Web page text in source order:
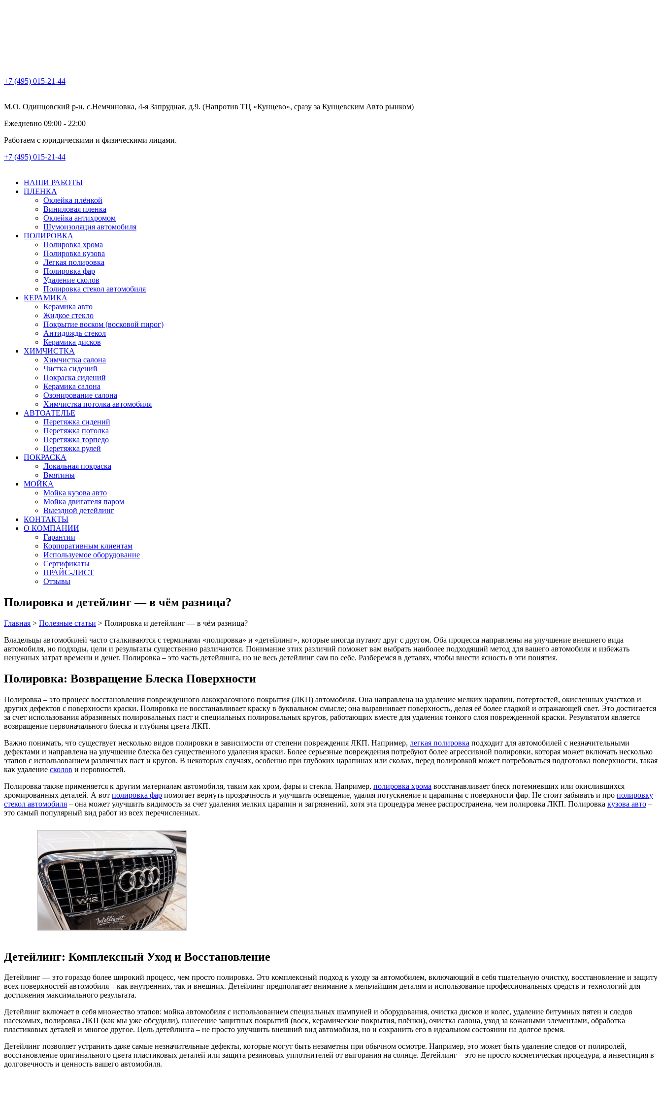
+7 (495) 015-21-44
М.О. Одинцовский р-н, с.Немчиновка, 4-я Запрудная, д.9. (Напротив ТЦ «Кунцево», сразу за Кунцевским Авто рынком)
Ежедневно 09:00 - 22:00
Работаем с юридическими и физическими лицами.
+7 (495) 015-21-44
НАШИ РАБОТЫ
ПЛЕНКА
Оклейка плёнкой
Виниловая пленка
Оклейка антихромом
Шумоизоляция автомобиля
ПОЛИРОВКА
Полировка хрома
Полировка кузова
Легкая полировка
Полировка фар
Удаление сколов
Полировка стекол автомобиля
КЕРАМИКА
Керамика авто
Жидкое стекло
Покрытие воском (восковой пирог)
Антидождь стекол
Керамика дисков
ХИМЧИСТКА
Химчистка салона
Чистка сидений
Покраска сидений
Керамика салона
Озонирование салона
Химчистка потолка автомобиля
АВТОАТЕЛЬЕ
Перетяжка сидений
Перетяжка потолка
Перетяжка торпедо
Перетяжка рулей
ПОКРАСКА
Локальная покраска
Вмятины
МОЙКА
Мойка кузова авто
Мойка двигателя паром
Выездной детейлинг
КОНТАКТЫ
О КОМПАНИИ
Гарантии
Корпоративным клиентам
Используемое оборудование
Сертификаты
ПРАЙС-ЛИСТ
Отзывы
Полировка и детейлинг — в чём разница?
Главная > Полезные статьи > Полировка и детейлинг — в чём разница?
Владельцы автомобилей часто сталкиваются с терминами «полировка» и «детейлинг», которые иногда путают друг с другом. Оба процесса направлены на улучшение внешнего вида
автомобиля, но подходы, цели и результаты существенно различаются. Понимание этих различий поможет вам выбрать наиболее подходящий метод для вашего автомобиля и избежать
ненужных затрат времени и денег. Полировка – это часть детейлинга, но не весь детейлинг сам по себе. Разберемся в деталях, чтобы внести ясность в эти понятия.
Полировка: Возвращение Блеска Поверхности
Полировка – это процесс восстановления поврежденного лакокрасочного покрытия (ЛКП) автомобиля. Она направлена на удаление мелких царапин, потертостей, окисленных участков и
других дефектов с поверхности краски. Полировка не восстанавливает краску в буквальном смысле; она выравнивает поверхность, делая её более гладкой и отражающей свет. Это достигается
за счет использования абразивных полировальных паст и специальных полировальных кругов, работающих вместе для удаления тонкого слоя поврежденной краски. Результатом является
возвращение первоначального блеска и глубины цвета ЛКП.
Важно понимать, что существует несколько видов полировки в зависимости от степени повреждения ЛКП. Например, легкая полировка подходит для автомобилей с незначительными
дефектами и направлена на улучшение блеска без существенного удаления краски. Более серьезные повреждения потребуют более агрессивной полировки, которая может включать несколько
этапов с использованием различных паст и кругов. В некоторых случаях, особенно при глубоких царапинах или сколах, перед полировкой может потребоваться подготовка поверхности, такая
как удаление сколов и неровностей.
Полировка также применяется к другим материалам автомобиля, таким как хром, фары и стекла. Например, полировка хрома восстанавливает блеск потемневших или окислившихся
хромированных деталей. А вот полировка фар помогает вернуть прозрачность и улучшить освещение, удаляя потускнение и царапины с поверхности фар. Не стоит забывать и про полировку
стекол автомобиля – она может улучшить видимость за счет удаления мелких царапин и загрязнений, хотя эта процедура менее распространена, чем полировка ЛКП. Полировка кузова авто –
это самый популярный вид работ из всех перечисленных.
Детейлинг: Комплексный Уход и Восстановление
Детейлинг — это гораздо более широкий процесс, чем просто полировка. Это комплексный подход к уходу за автомобилем, включающий в себя тщательную очистку, восстановление и защиту
всех поверхностей автомобиля – как внутренних, так и внешних. Детейлинг предполагает внимание к мельчайшим деталям и использование профессиональных средств и технологий для
достижения максимального результата.
Детейлинг включает в себя множество этапов: мойка автомобиля с использованием специальных шампуней и оборудования, очистка дисков и колес, удаление битумных пятен и следов
насекомых, полировка ЛКП (как мы уже обсудили), нанесение защитных покрытий (воск, керамические покрытия, плёнки), очистка салона, уход за кожаными элементами, обработка
пластиковых деталей и многое другое. Цель детейлинга – не просто улучшить внешний вид автомобиля, но и сохранить его в идеальном состоянии на долгое время.
Детейлинг позволяет устранить даже самые незначительные дефекты, которые могут быть незаметны при обычном осмотре. Например, это может быть удаление следов от полиролей,
восстановление оригинального цвета пластиковых деталей или защита резиновых уплотнителей от выгорания на солнце. Детейлинг – это не просто косметическая процедура, а инвестиция в
долговечность и ценность вашего автомобиля.